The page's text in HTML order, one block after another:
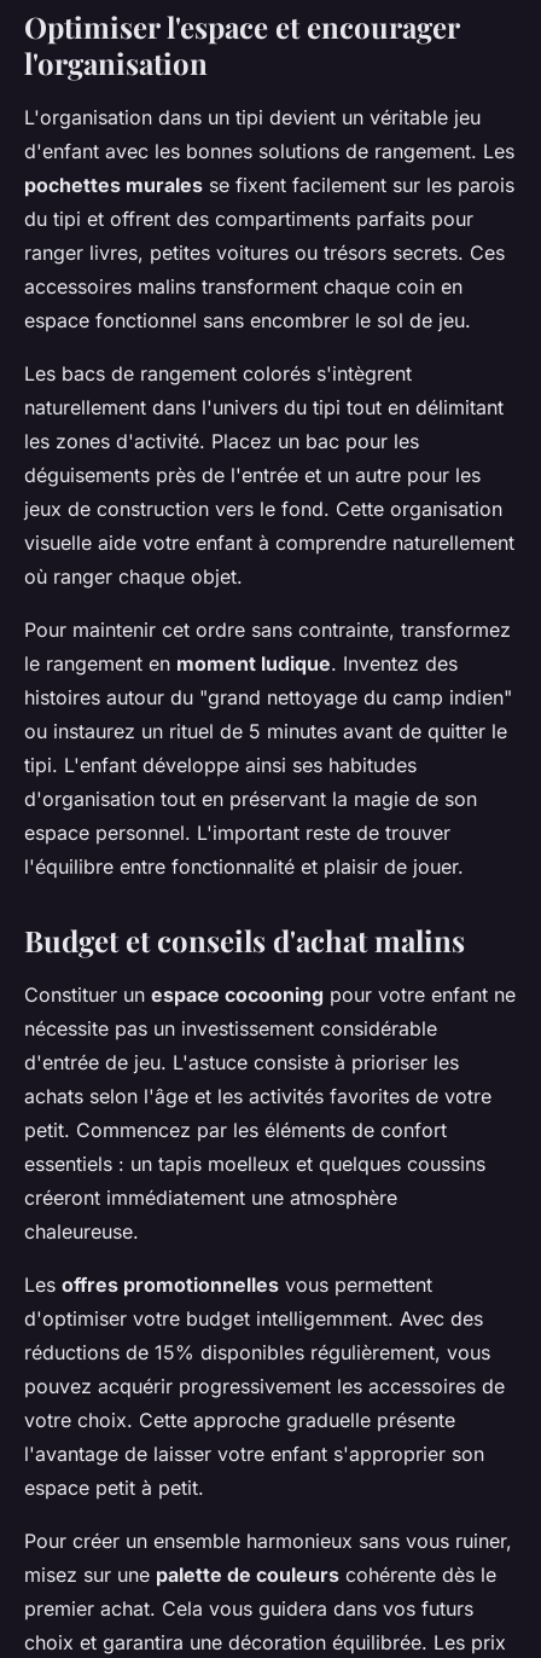
Optimiser l'espace et encourager
l'organisation
L'organisation dans un tipi devient un véritable jeu
d'enfant avec les bonnes solutions de rangement. Les
pochettes murales se fixent facilement sur les parois
du tipi et offrent des compartiments parfaits pour
ranger livres, petites voitures ou trésors secrets. Ces
accessoires malins transforment chaque coin en
espace fonctionnel sans encombrer le sol de jeu.
Les bacs de rangement colorés s'intègrent
naturellement dans l'univers du tipi tout en délimitant
les zones d'activité. Placez un bac pour les
déguisements près de l'entrée et un autre pour les
jeux de construction vers le fond. Cette organisation
visuelle aide votre enfant à comprendre naturellement
où ranger chaque objet.
Pour maintenir cet ordre sans contrainte, transformez
le rangement en moment ludique. Inventez des
histoires autour du "grand nettoyage du camp indien"
ou instaurez un rituel de 5 minutes avant de quitter le
tipi. L'enfant développe ainsi ses habitudes
d'organisation tout en préservant la magie de son
espace personnel. L'important reste de trouver
l'équilibre entre fonctionnalité et plaisir de jouer.
Budget et conseils d'achat malins
Constituer un espace cocooning pour votre enfant ne
nécessite pas un investissement considérable
d'entrée de jeu. L'astuce consiste à prioriser les
achats selon l'âge et les activités favorites de votre
petit. Commencez par les éléments de confort
essentiels : un tapis moelleux et quelques coussins
créeront immédiatement une atmosphère
chaleureuse.
Les offres promotionnelles vous permettent
d'optimiser votre budget intelligemment. Avec des
réductions de 15% disponibles régulièrement, vous
pouvez acquérir progressivement les accessoires de
votre choix. Cette approche graduelle présente
l'avantage de laisser votre enfant s'approprier son
espace petit à petit.
Pour créer un ensemble harmonieux sans vous ruiner,
misez sur une palette de couleurs cohérente dès le
premier achat. Cela vous guidera dans vos futurs
choix et garantira une décoration équilibrée. Les prix